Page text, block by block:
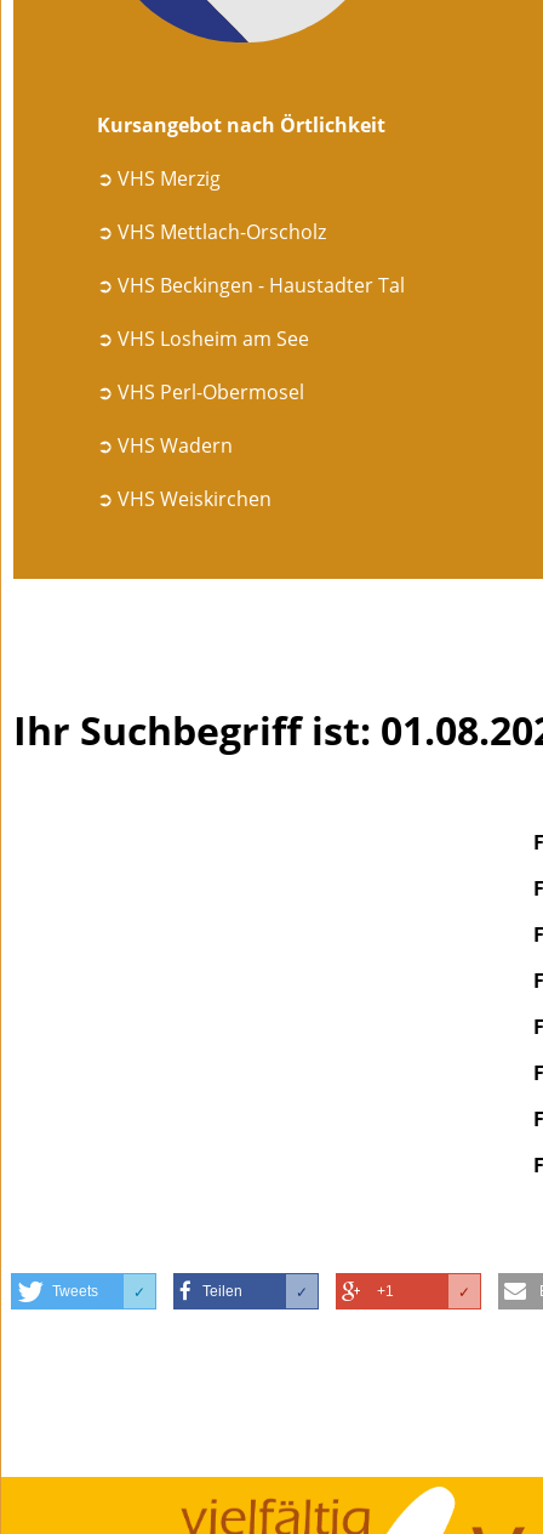
Kursangebot nach Örtlichkeit
➲ VHS Merzig
➲ VHS Mettlach-Orscholz
➲ VHS Beckingen - Haustadter Tal
➲ VHS Losheim am See
➲ VHS Perl-Obermosel
➲ VHS Wadern
➲ VHS Weiskirchen
Ihr Suchbegriff ist:
Tweets ✓ Teilen ✓ +1 ✓